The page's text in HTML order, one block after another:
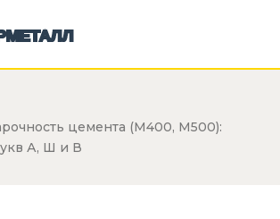
цемента (М400, М500):
А, Ш и В